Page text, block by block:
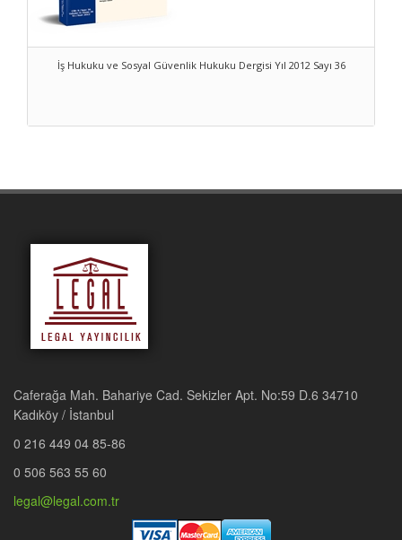
İş Hukuku ve Sosyal Güvenlik Hukuku Dergisi Yıl 2012 Sayı 36
Caferağa Mah. Bahariye Cad. Sekizler Apt. No:59 D.6 34710
Kadıköy / İstanbul
0 216 449 04 85-86
0 506 563 55 60
legal@legal.com.tr